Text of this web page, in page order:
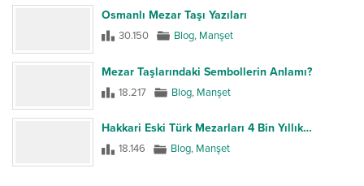
Osmanlı Mezar Taşı Yazıları
30.150 Blog, Manşet
Mezar Taşlarındaki Sembollerin Anlamı?
18.217 Blog, Manşet
Hakkari Eski Türk Mezarları 4 Bin Yıllık…
18.146 Blog, Manşet